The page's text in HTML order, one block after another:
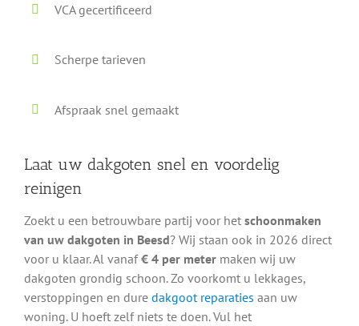
VCA gecertificeerd
Scherpe tarieven
Afspraak snel gemaakt
Laat uw dakgoten snel en voordelig
reinigen
Zoekt u een betrouwbare partij voor het schoonmaken
van uw dakgoten in Beesd? Wij staan ook in 2026 direct
voor u klaar. Al vanaf€ 4 per metermaken wij uw
dakgoten grondig schoon. Zo voorkomt u lekkages,
verstoppingen en dure dakgoot reparaties aan uw
woning. U hoeft zelf niets te doen. Vul het